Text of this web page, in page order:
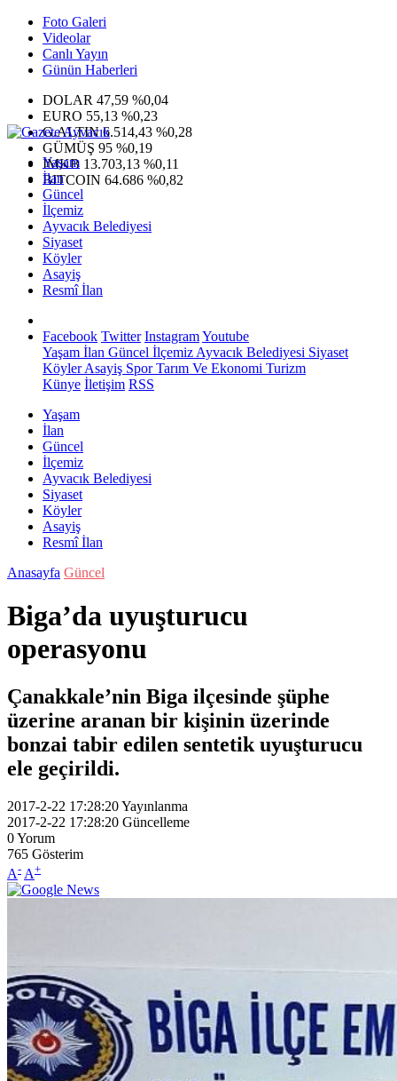
Foto Galeri
Videolar
Canlı Yayın
Günün Haberleri
DOLAR 47,59 %0,04
EURO 55,13 %0,23
G.ALTIN6.514,43 %0,28
GÜMÜŞ 95 %0,19
IMKB 13.703,13 %0,11
BITCOIN 64.686 %0,82
Yaşam
İlan
Güncel
İlçemiz
Ayvacık Belediyesi
Siyaset
Köyler
Asayiş
Resmî İlan
Facebook Twitter InstagramYoutube
Yaşam İlan Güncel İlçemiz Ayvacık Belediyesi Siyaset
KöylerAsayiş SporTarım Ve Ekonomi Turizm
Künye İletişim RSS
Yaşam
İlan
Güncel
İlçemiz
Ayvacık Belediyesi
Siyaset
Köyler
Asayiş
Resmî İlan
Anasayfa Güncel
Biga’da uyuşturucu
operasyonu
Çanakkale’nin Biga ilçesinde şüphe
üzerine aranan bir kişinin üzerinde
bonzai tabir edilen sentetik uyuşturucu
ele geçirildi.
2017-2-22 17:28:20Yayınlanma
2017-2-22 17:28:20 Güncelleme
0Yorum
765 Gösterim
A- A+